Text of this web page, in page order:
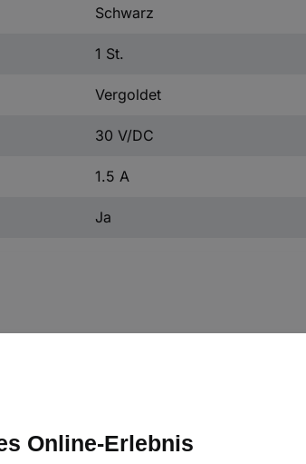
Schwarz
1 St.
Vergoldet
30 V/DC
1.5 A
Ja